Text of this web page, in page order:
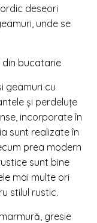
deseori
unde se
bucatarie
geamuri cu
și perdeluțe
incorporate în
sunt realizate în
prea modern
sunt bine
mai multe ori
stilul rustic.
gresie